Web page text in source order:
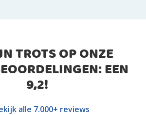
TROTS OP ONZE
EEN
9,2!
alle 7.000+ reviews